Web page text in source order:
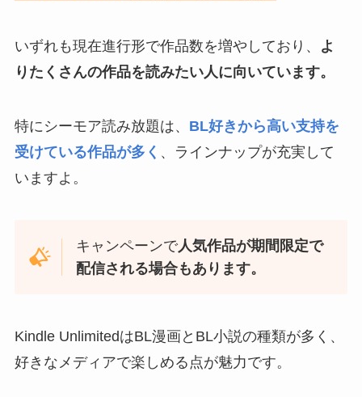
いずれも現在進行形で作品数を増やしており、
よ
りたくさんの作品を読みたい人に向いています。
特にシーモア読み放題は、 BL好きから高い支持を
受けている作品が多く 、ラインナップが充実して
いますよ。
キャンペーンで人気作品が期間限定で
配信される場合もあります。
Kindle UnlimitedはBL漫画とBL小説の種類が多く、
好きなメディアで楽しめる点が魅力です。